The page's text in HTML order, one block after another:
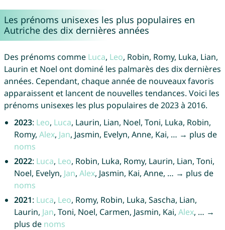
Les prénoms unisexes les plus populaires en
Autriche des dix dernières années
Des prénoms comme Luca, Leo, Robin, Romy, Luka, Lian,
Laurin et Noel ont dominé les palmarès des dix dernières
années. Cependant, chaque année de nouveaux favoris
apparaissent et lancent de nouvelles tendances. Voici les
prénoms unisexes les plus populaires de 2023 à 2016.
2023: Leo, Luca, Laurin, Lian, Noel, Toni, Luka, Robin,
Romy, Alex, Jan, Jasmin, Evelyn, Anne, Kai, … → plus de
noms
2022: Luca, Leo, Robin, Luka, Romy, Laurin, Lian, Toni,
Noel, Evelyn, Jan, Alex, Jasmin, Kai, Anne, … → plus de
noms
2021: Luca, Leo, Romy, Robin, Luka, Sascha, Lian,
Laurin, Jan, Toni, Noel, Carmen, Jasmin, Kai, Alex, … →
plus de noms